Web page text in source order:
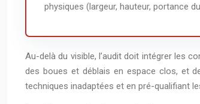
physiques (largeur, hauteur, portance
Au-delà du visible, l’audit doit intégrer les
des boues et déblais en espace clos, et
techniques inadaptées et en pré-qualifiant